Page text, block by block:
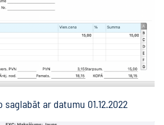
ar datumu 01.12.2022